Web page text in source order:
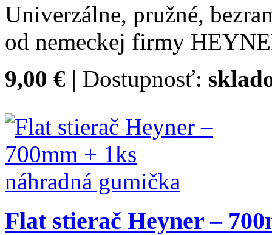
Univerzálne, pružné,
od nemeckej firmy
9,00 € | Dostupnosť:
Flat stierač Heyner –